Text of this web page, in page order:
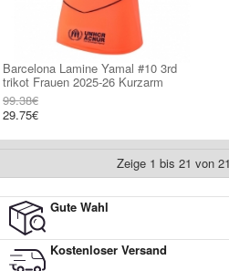
Barcelona Lamine Yamal #10 3rd
trikot Frauen 2025-26 Kurzarm
99.38€
29.75€
Zeige 1 bis 21 von
Gute Wahl
Kostenloser Versand